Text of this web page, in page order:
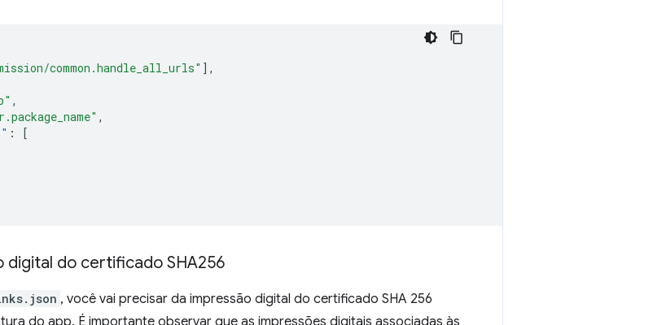
common.handle_all_urls" ],
,
,
:
[
digital do certificado SHA256
, você vai precisar da impressão digital do certificado SHA 256
do app. É importante observar que as impressões digitais associadas às